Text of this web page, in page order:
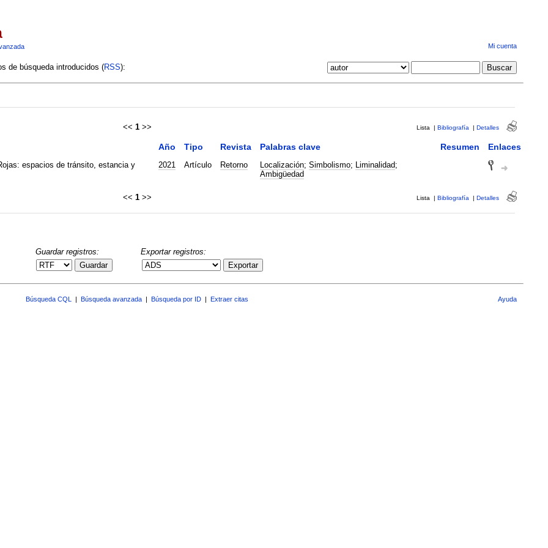
Mi cuenta
de búsqueda introducidos (RSS):
<< 1 >> Lista | Bibliografía | Detalles
Año Tipo Revista Palabras clave Resumen Enlaces
espacios de tránsito, estancia y
2021 Artículo Retorno Localización; Simbolismo; Liminalidad;
Ambigüedad
<< 1 >> Lista | Bibliografía | Detalles
Guardar registros:
Guardar
Exportar registros:
Exportar
Búsqueda CQL Búsqueda avanzada Búsqueda por ID Extraer citas Ayuda